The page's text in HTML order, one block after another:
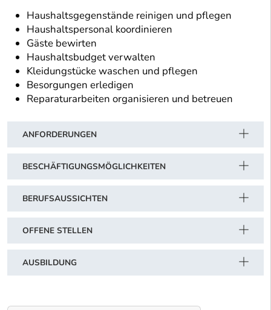
Haushaltsgegenstände reinigen und pflegen
Haushaltspersonal koordinieren
Gäste bewirten
Haushaltsbudget verwalten
Kleidungstücke waschen und pflegen
Besorgungen erledigen
Reparaturarbeiten organisieren und betreuen
ANFORDERUNGEN
BESCHÄFTIGUNGSMÖGLICHKEITEN
BERUFSAUSSICHTEN
OFFENE STELLEN
AUSBILDUNG